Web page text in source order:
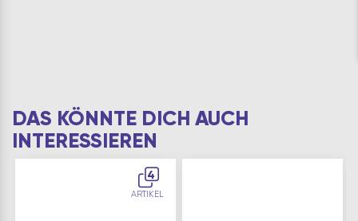
DAS KÖNNTE DICH AUCH
INTERESSIEREN
4
ARTIKEL